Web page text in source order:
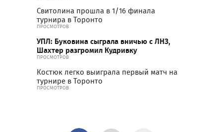
Свитолина прошла в 1/16 финала
турнира в Торонто
ПРОСМОТРОВ
УПЛ: Буковина сыграла вничью с ЛНЗ,
Шахтер разгромил Кудривку
ПРОСМОТРОВ
Костюк легко выиграла первый матч на
турнире в Торонто
ПРОСМОТРОВ